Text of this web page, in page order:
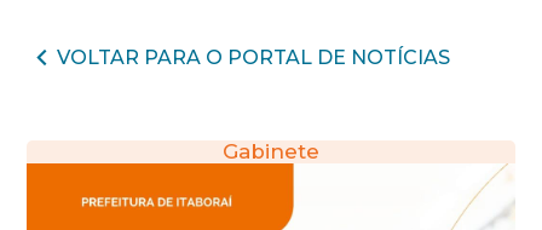
VOLTAR PARA O PORTAL DE NOTÍCIAS
Gabinete